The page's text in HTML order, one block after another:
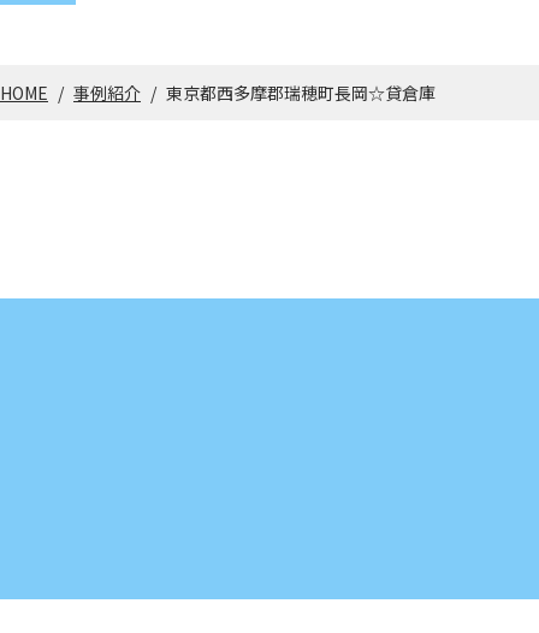
HOME / 事例紹介 / 東京都西多摩郡瑞穂町長岡☆貸倉庫